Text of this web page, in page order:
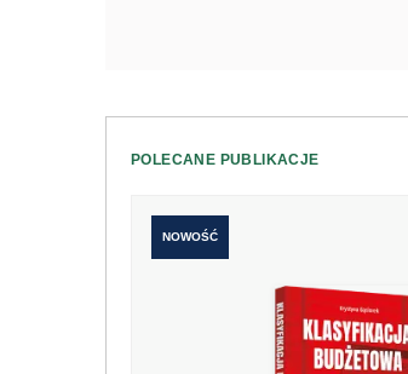
POLECANE PUBLIKACJE
NOWOŚĆ